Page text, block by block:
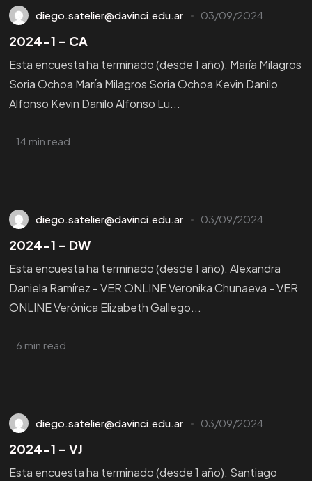
diego.satelier@davinci.edu.ar 03/09/2024
2024-1 – CA
Esta encuesta ha terminado (desde 1 año). María Milagros
Soria Ochoa María Milagros Soria Ochoa Kevin Danilo
Alfonso Kevin Danilo Alfonso Lu...
14 min read
diego.satelier@davinci.edu.ar 03/09/2024
2024-1 – DW
Esta encuesta ha terminado (desde 1 año). Alexandra
Daniela Ramírez - VER ONLINE Veronika Chunaeva - VER
ONLINE Verónica Elizabeth Gallego...
6 min read
diego.satelier@davinci.edu.ar 03/09/2024
2024-1 – VJ
Esta encuesta ha terminado (desde 1 año). Santiago